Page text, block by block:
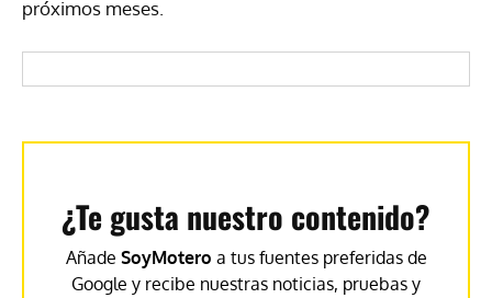
próximos meses.
¿Te gusta nuestro contenido?
Añade SoyMotero a tus fuentes preferidas de
Google y recibe nuestras noticias, pruebas y